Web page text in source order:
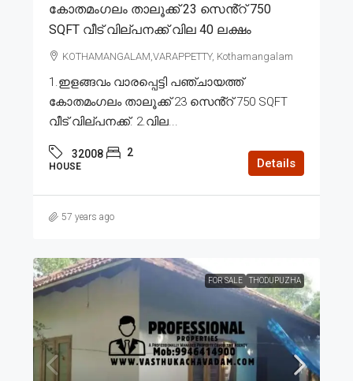
കോതമംഗലം താലൂക്ക് 23 സെൻ്റ് 750
SQFT വീട് വില്പനക്ക് വില 40 ലക്ഷം
KOTHAMANGALAM,VARAPPETTY, Kothamangalam
1.ഇളങ്ങവം വാരപ്പെട്ടി പഞ്ചായത്ത്
കോതമംഗലം താലൂക്ക് 23 സെൻ്റ് 750 SQFT
വീട് വില്പനക്ക്. 2.വില...
32008 2
HOUSE Details
57 years ago
FOR SALE THODUPUZHA